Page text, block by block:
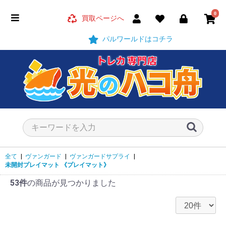
買取ページへ
パルワールドはコチラ
0
全て ヴァンガード ヴァンガードサプライ
未開封プレイマット
《プレイマット》
53件の商品が見つかりました